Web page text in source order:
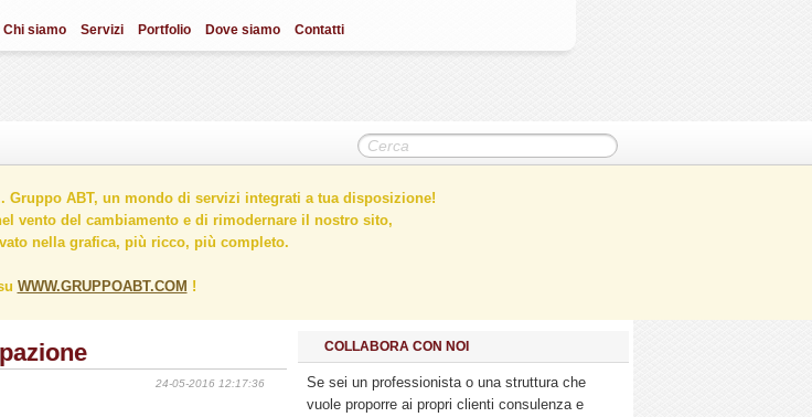
Chi siamo Servizi Portfolio Dove siamo Contatti
Gruppo ABT, un mondo di servizi integrati a tua disposizione!
vento del cambiamento e di rimodernare il nostro sito,
nella grafica, più ricco, più completo.
WWW.GRUPPOABT.COM !
24-05-2016 12:17:36
COLLABORA CON NOI
Se sei un professionista o una struttura che
vuole proporre ai propri clienti consulenza e